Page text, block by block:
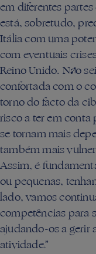
em diferentes
está, sobretudo,
Itália com uma
com eventuais
Reino Unido. Não
confortada com o
torno do facto da
risco a ter em
se tornam mais
também mais
Assim, é
ou pequenas,
lado, vamos
competências para
ajudando-os a gerir
atividade.”